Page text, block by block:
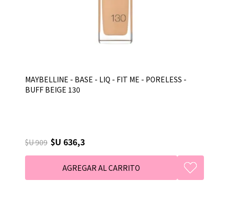
MAYBELLINE - BASE - LIQ - FIT ME - PORELESS -
BUFF BEIGE 130
$U 909 $U 636,3